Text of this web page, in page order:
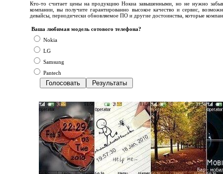
Кто-то считает цены на продукцию Нокиа завышенными, но не нужно
компании, вы получите гарантированно высокое качество и сервис,
девайсы, периодически обновляемое ПО и другие достоинства, которые
Ваша любимая модель сотового телефона?
Nokia
LG
Samsung
Pantech